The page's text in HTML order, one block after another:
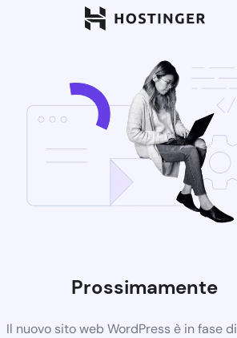
Prossimamente
Il nuovo sito web WordPress è in fase di